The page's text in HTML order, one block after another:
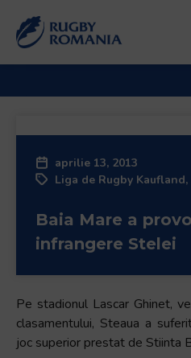
in
Accessibility
screen
reader,
press
aprilie 13, 2013
Liga de Rugby Kaufland,
Baia Mare a
infrangere Stelei
Pe stadionul Lascar Ghinet,
clasamentului, Steaua a
joc superior prestat de Stiinta